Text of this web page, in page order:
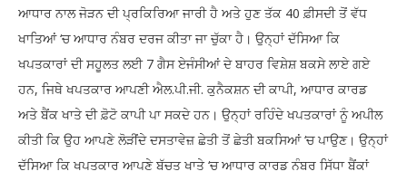
ਆਧਾਰ ਨਾਲ ਜੋੜਨ ਦੀ ਪ੍ਰਕਿਰਿਆ ਜਾਰੀ ਹੈ ਅਤੇ ਹੁਣ ਤੱਕ 40 ਫ਼ੀਸਦੀ ਤੋਂ ਵੱਧ
ਖਾਤਿਆਂ ‘ਚ ਆਧਾਰ ਨੰਬਰ ਦਰਜ ਕੀਤਾ ਜਾ ਚੁੱਕਾ ਹੈ। ਉਨ੍ਹਾਂ ਦੱਸਿਆ ਕਿ
ਖਪਤਕਾਰਾਂ ਦੀ ਸਹੂਲਤ ਲਈ 7 ਗੈਸ ਏਜੰਸੀਆਂ ਦੇ ਬਾਹਰ ਵਿਸ਼ੇਸ਼ ਬਕਸੇ ਲਾਏ ਗਏ
ਹਨ, ਜਿਥੇ ਖਪਤਕਾਰ ਆਪਣੀ ਐਲ.ਪੀ.ਜੀ. ਕੁਨੈਕਸ਼ਨ ਦੀ ਕਾਪੀ, ਆਧਾਰ ਕਾਰਡ
ਅਤੇ ਬੈਂਕ ਖਾਤੇ ਦੀ ਫ਼ੋਟੋ ਕਾਪੀ ਪਾ ਸਕਦੇ ਹਨ। ਉਨ੍ਹਾਂ ਰਹਿੰਦੇ ਖਪਤਕਾਰਾਂ ਨੂੰ ਅਪੀਲ
ਕੀਤੀ ਕਿ ਉਹ ਆਪਣੇ ਲੋੜੀਂਦੇ ਦਸਤਾਵੇਜ਼ ਛੇਤੀ ਤੋਂ ਛੇਤੀ ਬਕਸਿਆਂ ‘ਚ ਪਾਉਣ। ਉਨ੍ਹਾਂ
ਦੱਸਿਆ ਕਿ ਖਪਤਕਾਰ ਆਪਣੇ ਬੱਚਤ ਖਾਤੇ ‘ਚ ਆਧਾਰ ਕਾਰਡ ਨੰਬਰ ਸਿੱਧਾ ਬੈਂਕਾਂ